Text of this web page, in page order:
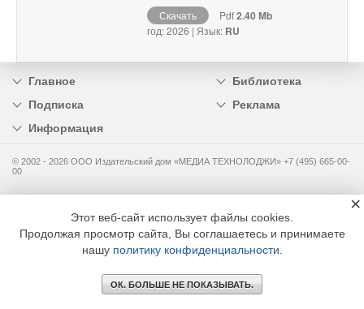
Скачать Pdf2.40 Mb
год: 2026 | Язык: RU
Главное
Библиотека
Подписка
Реклама
Информация
© 2002 - 2026 OOO Издательский дом «МЕДИА ТЕХНОЛОДЖИ» +7 (495) 665-00-
00
Этот веб-сайт использует файлы cookies.
Продолжая просмотр сайта, Вы соглашаетесь и принимаете
нашу политику конфиденциальности
ОК. БОЛЬШЕ НЕ ПОКАЗЫВАТЬ.
×